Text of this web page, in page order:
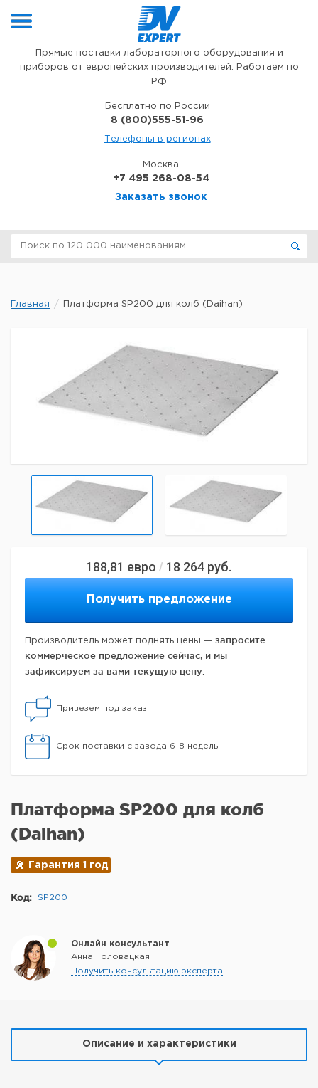
Прямые поставки лабораторного оборудования и
приборов от европейских производителей. Работаем по
РФ
Бесплатно по России
8 (800)555-51-96
Телефоны в регионах
Москва
+7 495 268-08-54
Заказать звонок
Главная Платформа SP200 для колб (Daihan)
188,81 евро / 18 264 руб.
Получить предложение
Производитель может поднять цены — запросите
коммерческое предложение сейчас, и мы
зафиксируем за вами текущую цену.
Привезем под заказ
Срок поставки с завода 6-8 недель
Платформа SP200 для колб
(Daihan)
Гарантия 1 год
Код: SP200
Онлайн консультант
Анна Головацкая
Получить консультацию эксперта
Описание и характеристики